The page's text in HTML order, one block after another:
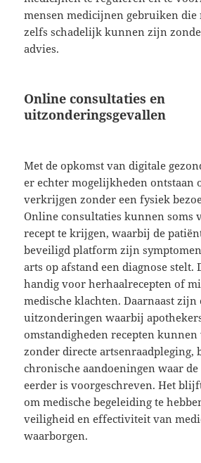
mensen medicijnen gebruiken die
zelfs schadelijk kunnen zijn
advies.
Online consultaties en
uitzonderingsgevallen
Met de opkomst van digitale
er echter mogelijkheden ontstaan
verkrijgen zonder een fysiek
Online consultaties kunnen soms
recept te krijgen, waarbij de
beveiligd platform zijn
arts op afstand een diagnose stelt.
handig voor herhaalrecepten of
medische klachten. Daarnaast zijn
uitzonderingen waarbij
omstandigheden recepten
zonder directe artsenraadpleging,
chronische aandoeningen waar
eerder is voorgeschreven. Het
om medische begeleiding te
veiligheid en effectiviteit van
waarborgen.